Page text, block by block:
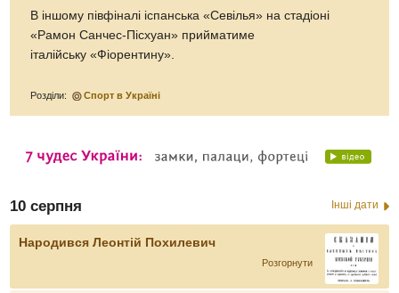
В іншому півфіналі іспанська «Севілья» на стадіоні
«Рамон Санчес-Пісхуан» прийматиме
італійську «Фіорентину».
Розділи: Спорт в Україні
10 серпня Інші дати
Народився Леонтій Похилевич
Розгорнути